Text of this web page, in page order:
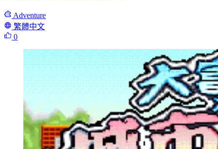
Adventure
繁體中文
0